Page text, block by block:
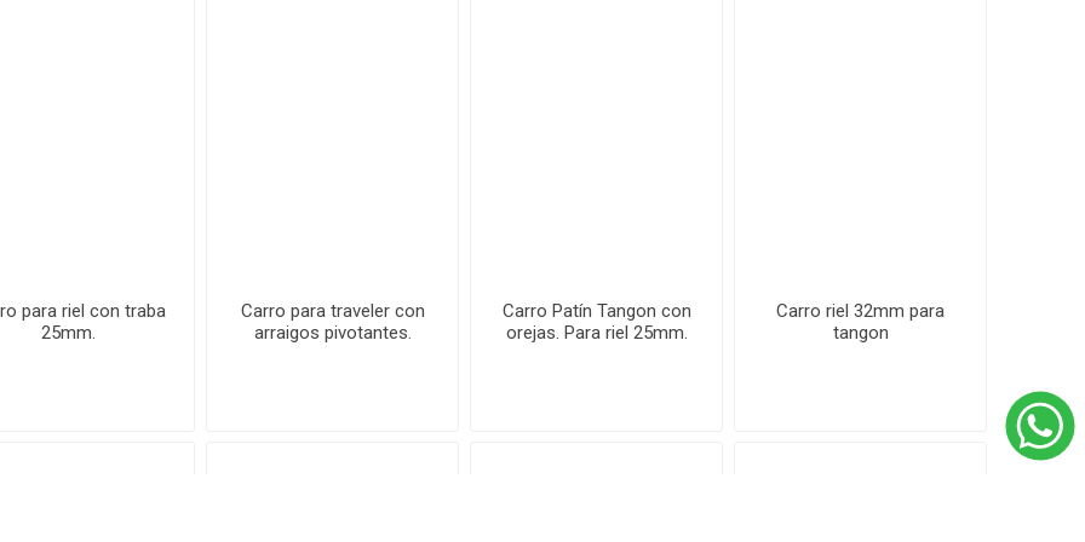
para riel con traba
25mm.
Carro para traveler con
arraigos pivotantes.
Carro Patín Tangon con
orejas. Para riel 25mm.
Carro riel 32mm para
tangon